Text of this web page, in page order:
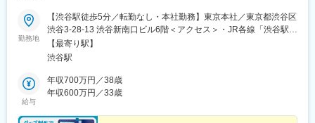
勤務地
【渋谷駅徒歩5分／転勤なし・本社勤務】東京本社／東京都渋谷区
渋谷3-28-13 渋谷新南口ビル6階＜アクセス＞・JR各線「渋谷駅」
新南改札より徒歩5分・東京メトロ「渋谷駅」C2出口より徒歩5分
※受動喫煙対策：屋内原則禁煙（別フロアに喫煙専用室設置あり）
【最寄り駅】
渋谷駅
給与
年収700万円／38歳
年収600万円／33歳